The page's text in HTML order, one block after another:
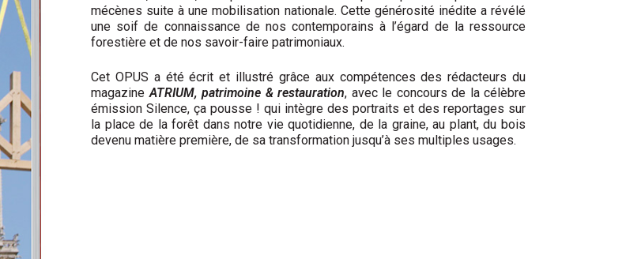
mécènes suite à une mobilisation nationale. Cette générosité inédite a révélé
une soif de connaissance de nos contemporains à l’égard de la ressource
forestière et de nos savoir-faire patrimoniaux.
Cet OPUS a été écrit et illustré grâce aux compétences des rédacteurs du
magazineATRIUM, patrimoine & restauration, avec le concours de la célèbre
émission Silence, ça pousse ! qui intègre des portraits et des re­portages sur
la place de la forêt dans notre vie quotidienne, de la graine, au plant, du bois
devenu matière première, de sa transformation jusqu’à ses multiples usages.